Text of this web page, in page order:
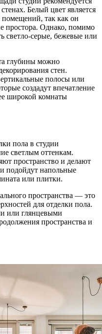
Белый цвет является
так как он
простора. Однако, помимо
светло-серые, бежевые или
глубины можно
стен.
полосы или
создадут впечатление
широкой комнаты
пола в студии
светлым оттенкам.
пространство и делают
подойдут напольные
или плитки.
пространства — это
для отделки пола.
или глянцевыми
пространства и